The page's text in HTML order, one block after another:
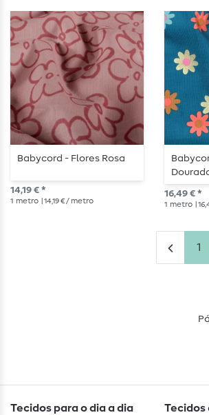
Babycord - Flores Rosa
14,19 € *
1 metro | 14,19 € / metro
16,49 € *
1 metro |
1
Tecidos para o dia a dia
Tecidos